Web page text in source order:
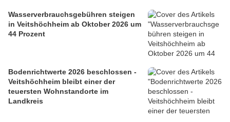
Wasserverbrauchsgebühren steigen
in Veitshöchheim ab Oktober 2026 um
44 Prozent
Bodenrichtwerte 2026 beschlossen -
Veitshöchheim bleibt einer der
teuersten Wohnstandorte im
Landkreis